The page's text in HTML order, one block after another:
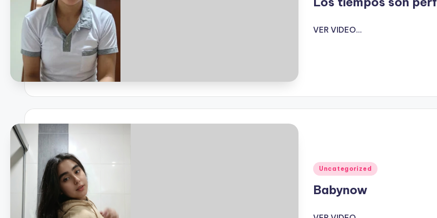
VER VIDEO...
Publicado
Uncategorized
Babynow